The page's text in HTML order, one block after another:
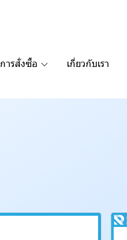
การสั่งซื้อ เกี่ยวกับเรา